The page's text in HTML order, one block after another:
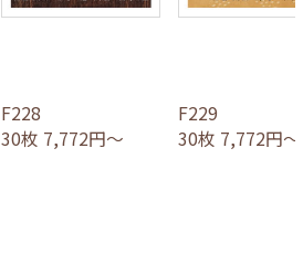
F228
30枚 7,772円～
F229
30枚 7,772円～